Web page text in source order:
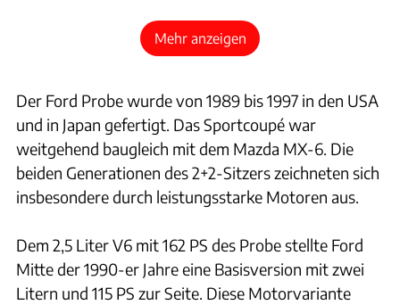
Mehr anzeigen
Der Ford Probe wurde von 1989 bis 1997 in den USA
und in Japan gefertigt. Das Sport­coupé war
weitgehend baugleich mit dem Mazda MX-6. Die
beiden Genera­ti­on­en des 2+2-Sitzers zeichneten sich
insbesondere durch leistungsstarke Motoren aus.
Dem 2,5 Liter V6 mit 162 PS des Probe stellte Ford
Mitte der 1990-er Jahre eine Basisversion mit zwei
Litern und 115 PS zur Seite. Diese Motorvariante